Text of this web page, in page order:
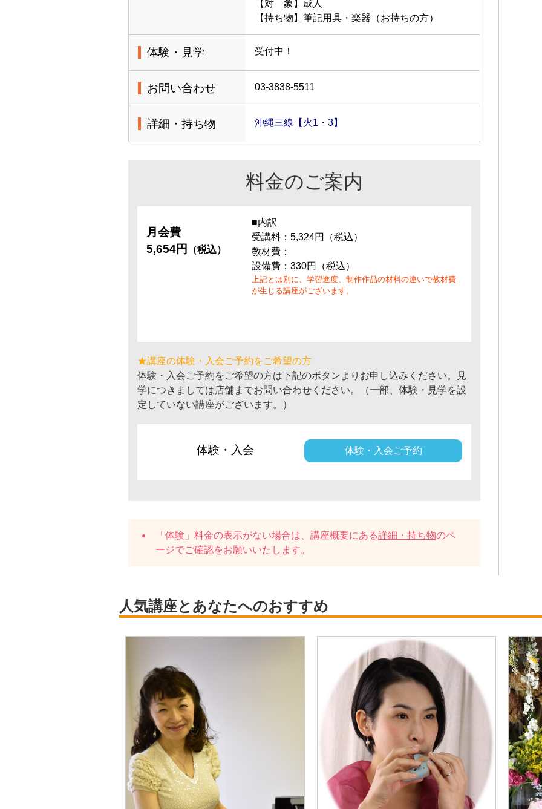
【対 象】成人
【持ち物】筆記用具・楽器（お持ちの方）
体験・見学 受付中！
お問い合わせ 03-3838-5511
詳細・持ち物 沖縄三線【火1・3】
料金のご案内
月会費
5,654円
（税込）
■内訳
受講料：5,324円（税込）
教材費：
設備費：330円（税込）
上記とは別に、学習進度、制作作品の材料の違いで教材費
が生じる講座がございます。
★講座の体験・入会ご予約をご希望の方
体験・入会ご予約をご希望の方は下記のボタンよりお申し込みください。見
学につきましては店舗までお問い合わせください。（一部、体験・見学を設
定していない講座がございます。）
体験・入会 体験・入会ご予約
「体験」料金の表示がない場合は、講座概要にある詳細・持ち物のペ
ージでご確認をお願いいたします。